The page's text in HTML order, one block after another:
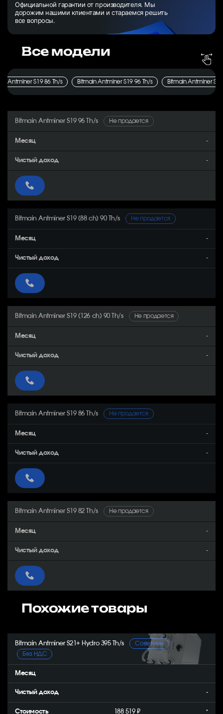
Официальной гарантии от производителя. Мы
дорожим нашими клиентами и стараемся решить
все вопросы.
Все модели
Bitmain Antminer S19 86 Th/s Bitmain Antminer S19 96 Th/s Bitmain Antminer
Bitmain Antminer S19 96 Th/s Не продается
-
-
Bitmain Antminer S19 (88 ch) 90 Th/s Не продается
-
-
Bitmain Antminer S19 (126 ch) 90 Th/s Не продается
-
-
Bitmain Antminer S19 86 Th/s Не продается
-
-
Bitmain Antminer S19 82 Th/s Не продается
-
-
Похожие товары
Bitmain Antminer S21+ Hydro 395 Th/s
Советуем
Без НДС
-
188 519 ₽ *